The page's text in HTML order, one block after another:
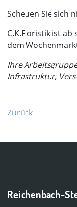
Scheuen Sie sich
C.K.Floristik ist
dem
Ihre
Infrastruktur,
Zurück
Reichenbach-